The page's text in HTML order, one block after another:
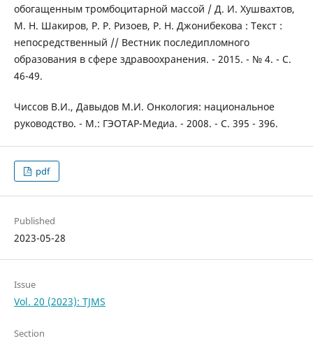
обогащенным тромбоцитарной массой / Д. И. Хушвахтов,
М. Н. Шакиров, Р. Р. Ризоев, Р. Н. Джонибекова : Текст :
непосредственный // Вестник последипломного
образования в сфере здравоохранения. - 2015. - № 4. - С.
46-49.
Чиссов В.И., Давыдов М.И. Онкология: национальное
руководство. - М.: ГЭОТАР-Медиа. - 2008. - С. 395 - 396.
pdf
Published
2023-05-28
Issue
Vol. 20 (2023): TJMS
Section